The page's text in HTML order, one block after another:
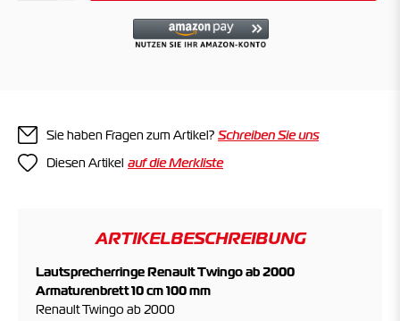
Sie haben Fragen zum Artikel? Schreiben Sie uns
Diesen Artikel
ARTIKELBESCHREIBUNG
Lautsprecherringe Renault Twingo ab 2000
Armaturenbrett 10 cm 100 mm
Renault Twingo ab 2000